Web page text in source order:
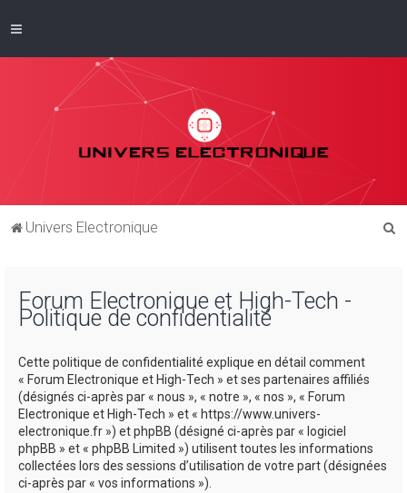
Univers Electronique
Forum Electronique et High-Tech -
Politique de confidentialité
Cette politique de confidentialité explique en détail comment
« Forum Electronique et High-Tech » et ses partenaires affiliés
(désignés ci-après par « nous », « notre », « nos », « Forum
Electronique et High-Tech » et « https://www.univers-
electronique.fr ») et phpBB (désigné ci-après par « logiciel
phpBB » et « phpBB Limited ») utilisent toutes les informations
collectées lors des sessions d’utilisation de votre part (désignées
ci-après par « vos informations »).